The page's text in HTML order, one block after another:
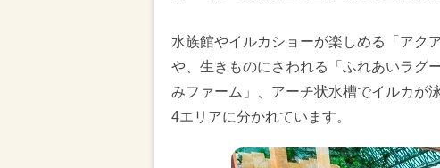
水族館やイルカショーが楽しめる「アク
や、生きものにさわれる「ふれあいラグ
みファーム」、アーチ状水槽でイルカが
4エリアに分かれています。